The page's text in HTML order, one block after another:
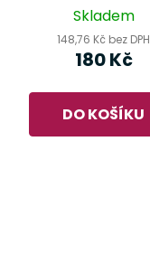
Skladem
148,76 Kč bez DPH
180 Kč
DO KOŠÍKU